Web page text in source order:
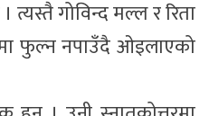
गोविन्द मल्ल र रिता
फुल्न नपाउँदै ओइलाएको